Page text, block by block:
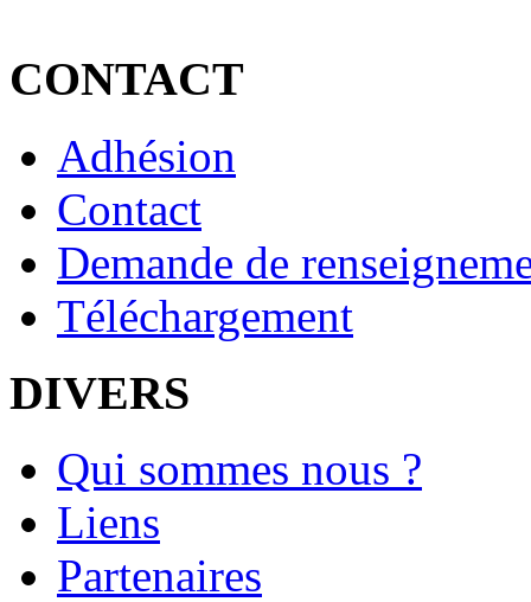
CONTACT
Adhésion
Contact
Demande de
Téléchargement
DIVERS
Qui sommes nous ?
Liens
Partenaires